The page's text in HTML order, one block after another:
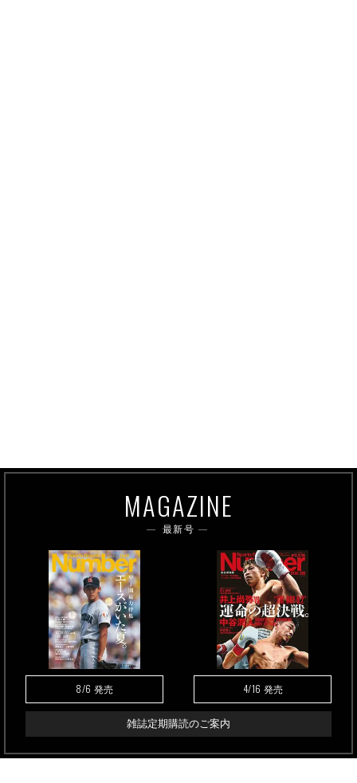
MAGAZINE
最新号
8/6 発売 4/16 発売
雑誌定期購読のご案内